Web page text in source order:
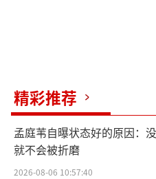
承“传承、创新、
让“影视中国风”吹入
近60部剧集已在全球
与好评。在与国内各
精彩推荐
孟庭苇自曝状态好的原因：
就不会被折磨
2026-08-06 10:57:40